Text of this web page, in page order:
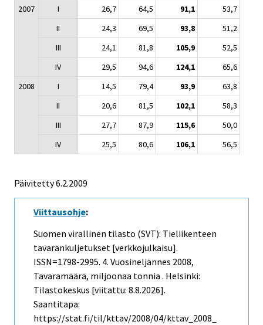
2007
I 26,7 64,5 91,1
53,7
II
24,3 69,5 93,8
51,2
III
24,1 81,8 105,9
52,5
IV
29,5 94,6 124,1
65,6
2008
I 14,5 79,4 93,9
63,8
II
20,6 81,5 102,1
58,3
III
27,7 87,9 115,6
50,0
IV
25,5 80,6 106,1 56,5
Päivitetty6.2.2009
Viittausohje:
Suomen virallinen tilasto (SVT): Tieliikenteen
tavarankuljetukset [verkkojulkaisu].
ISSN=1798-2995. 4. Vuosineljännes 2008,
Tavaramäärä, miljoonaa tonnia . Helsinki:
Tilastokeskus [viitattu: 8.8.2026].
Saantitapa:
https://stat.fi/til/kttav/2008/04/kttav_2008_